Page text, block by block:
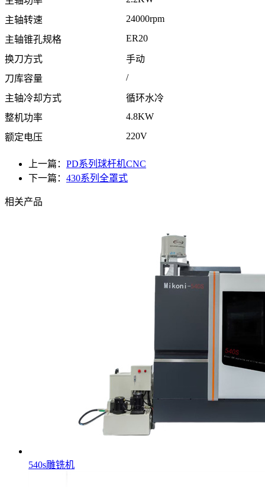
主轴转速 24000rpm
主轴锥孔规格 ER20
换刀方式
手动
刀库容量
/
主轴冷却方式
循环水冷
整机功率
4.8KW
额定电压 220V
上一篇： PD系列球杆机CNC
下一篇： 430系列全罩式
相关产品
540s雕铣机